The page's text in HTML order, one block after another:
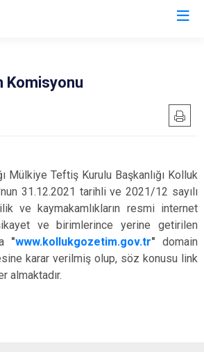
Mezitli
Toroslar
Yenişehir
Komisyonu
Teftiş Kurulu Başkanlığı Kolluk
31.12.2021 tarihli ve 2021/12 sayılı
ve kaymakamlıkların resmi internet
ve birimlerince yerine getirilen
"www.kollukgozetim.gov.tr" domain
karar verilmiş olup, söz konusu link
almaktadır.